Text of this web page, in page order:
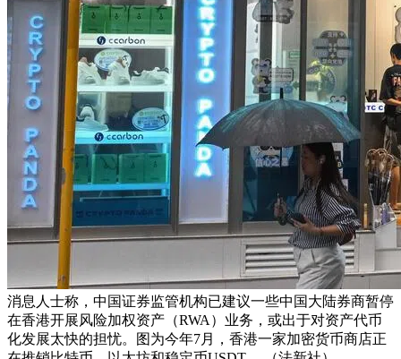
消息人士称，中国证券监管机构已建议一些中国大陆券商暂停
在香港开展风险加权资产（RWA）业务，或出于对资产代币
化发展太快的担忧。图为今年7月，香港一家加密货币商店正